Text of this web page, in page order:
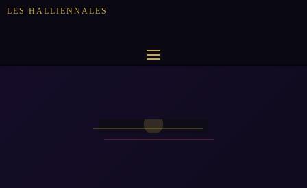
LES HALLIENNALES